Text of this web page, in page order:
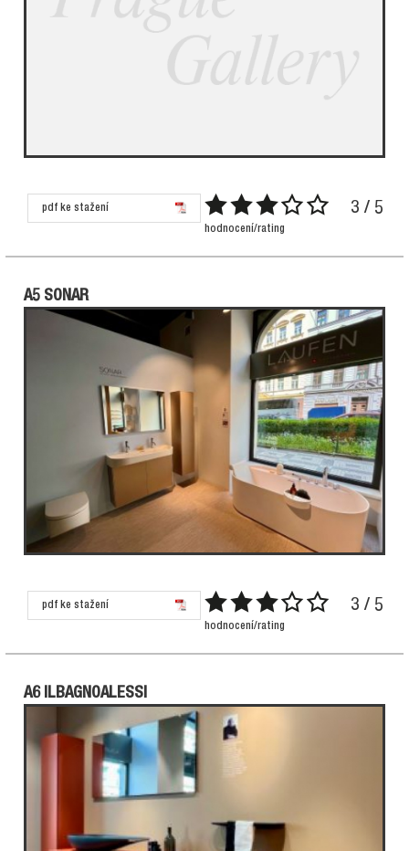
pdf ke stažení 3 / 5
hodnocení/rating
A5 SONAR
pdf ke stažení 3 / 5
hodnocení/rating
A6 ILBAGNOALESSI